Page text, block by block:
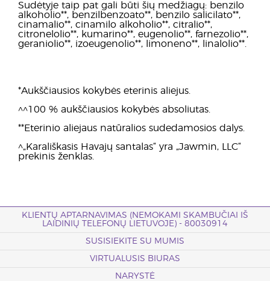
Sudėtyje taip pat gali būti šių medžiagų: benzilo
alkoholio**, benzilbenzoato**, benzilo salicilato**,
cinamalio**, cinamilo alkoholio**, citralio**,
citronelolio**, kumarino**, eugenolio**, farnezolio**,
geraniolio**, izoeugenolio**, limoneno**, linalolio**.
*Aukščiausios kokybės eterinis aliejus.
^^100 % aukščiausios kokybės absoliutas.
**Eterinio aliejaus natūralios sudedamosios dalys.
^„Karališkasis Havajų santalas“ yra „Jawmin, LLC“
prekinis ženklas.
KLIENTŲ APTARNAVIMAS (NEMOKAMI SKAMBUČIAI IŠ
LAIDINIŲ TELEFONŲ LIETUVOJE) - 80030914
SUSISIEKITE SU MUMIS
VIRTUALUSIS BIURAS
NARYSTĖ